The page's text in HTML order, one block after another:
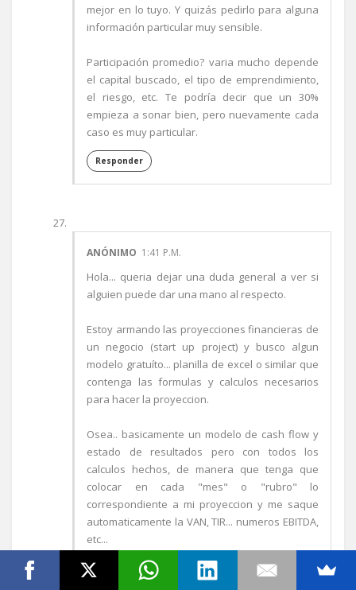
mejor en lo tuyo. Y quizás pedirlo para alguna
información particular muy sensible.
Participación promedio? varia mucho depende
el capital buscado, el tipo de emprendimiento,
el riesgo, etc. Te podría decir que un 30%
empieza a sonar bien, pero nuevamente cada
caso es muy particular.
Responder
ANÓNIMO 1:41 P.M.
Hola... queria dejar una duda general a ver si
alguien puede dar una mano al respecto.
Estoy armando las proyecciones financieras de
un negocio (start up project) y busco algun
modelo gratuíto... planilla de excel o similar que
contenga las formulas y calculos necesarios
para hacer la proyeccion.
Osea.. basicamente un modelo de cash flow y
estado de resultados pero con todos los
calculos hechos, de manera que tenga que
colocar en cada "mes" o "rubro" lo
correspondiente a mi proyeccion y me saque
automaticamente la VAN, TIR... numeros EBITDA,
etc...
Si alguien conoce o sabe estaré mas que